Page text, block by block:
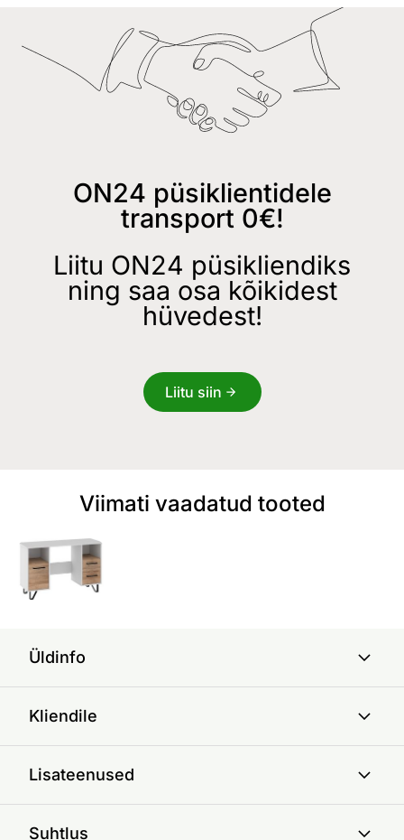
ON24 püsiklientidele
transport 0€!
Liitu ON24 püsikliendiks
ning saa osa kõikidest
hüvedest!
Liitu siin
Viimati vaadatud tooted
Üldinfo
Kliendile
Lisateenused
Suhtlus